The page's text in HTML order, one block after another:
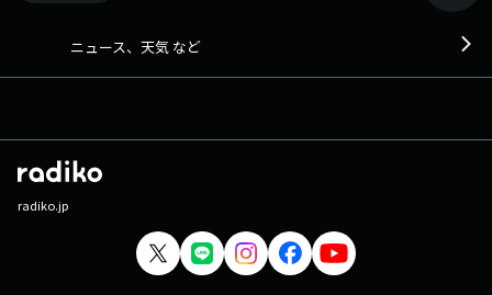
ニュース、天気 など
radiko.jp